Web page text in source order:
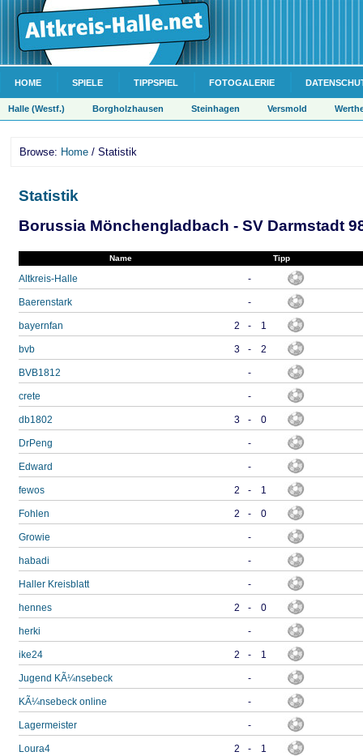
HOME SPIELE TIPPSPIEL FOTOGALERIE
Halle (Westf.) Borgholzhausen Steinhagen Versmold
Browse: Home / Statistik
Statistik
Borussia Mönchengladbach - SV Darmstadt
Name Tipp
Altkreis-Halle -
Baerenstark -
bayernfan 2 - 1
bvb 3 - 2
BVB1812 -
crete -
db1802 3 - 0
DrPeng -
Edward -
fewos 2 - 1
Fohlen 2 - 0
Growie -
habadi -
Haller Kreisblatt -
hennes 2 - 0
herki -
ike24 2 - 1
Jugend KÃ¼nsebeck -
KÃ¼nsebeck online -
Lagermeister -
Loura4 2 - 1